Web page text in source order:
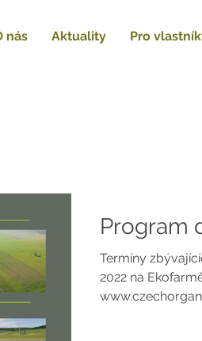
nás Aktuality Pro
Program
Termíny
2022 na